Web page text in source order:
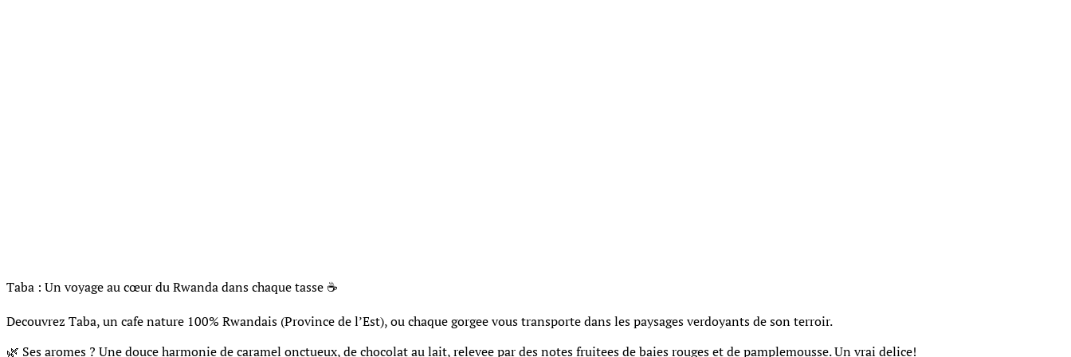
Taba : Un voyage au cœur du Rwanda dans chaque tasse ☕️
Decouvrez Taba, un cafe nature 100% Rwandais (Province de l’Est), ou chaque gorgee vous transporte dans les paysages verdoyants de son terroir.
🌿 Ses aromes ? Une douce harmonie de caramel onctueux, de chocolat au lait, relevee par des notes fruitees de baies rouges et de pamplemousse. Un vrai delice!